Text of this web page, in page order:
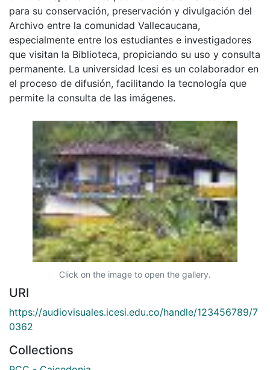
para su conservación, preservación y divulgación del
Archivo entre la comunidad Vallecaucana,
especialmente entre los estudiantes e investigadores
que visitan la Biblioteca, propiciando su uso y consulta
permanente. La universidad Icesi es un colaborador en
el proceso de difusión, facilitando la tecnología que
permite la consulta de las imágenes.
Click on the image to open the gallery.
URI
https://audiovisuales.icesi.edu.co/handle/123456789/7
0362
Collections